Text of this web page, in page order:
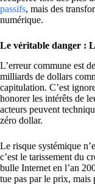
passifs, mais des
numérique.
Le véritable danger :
L’erreur commune est
milliards de dollars
capitulation. C’est
honorer les intérêts de
acteurs peuvent
zéro dollar.
Le risque systémique
c’est le tarissement du
bulle Internet en l’an
tue pas par le prix, mais